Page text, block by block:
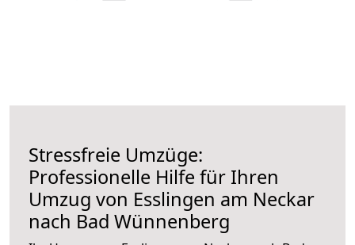
Stressfreie Umzüge:
Professionelle Hilfe für Ihren
Umzug von Esslingen am Neckar
nach Bad Wünnenberg